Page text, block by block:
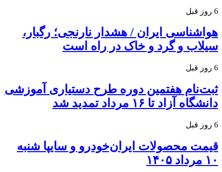
6 روز قبل
هواشناسی ایران / هشدار نارنجی؛ رگبار،
سیلاب و گرد و خاک در راه است
6 روز قبل
ثبت‌نام هفتمین دوره طرح دستیاری آموزشی
دانشگاه آزاد تا ۱۶ مرداد تمدید شد
6 روز قبل
قیمت محصولات ایران‌خودرو و سایپا شنبه
۱۰ مرداد ۱۴۰۵